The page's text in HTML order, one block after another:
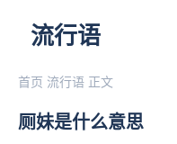
流行语
首页 流行语 正文
厕妹是什么意思